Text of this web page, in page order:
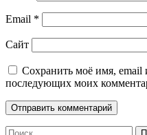
Email *
Сайт
Сохранить моё имя, email
последующих моих
Найти: